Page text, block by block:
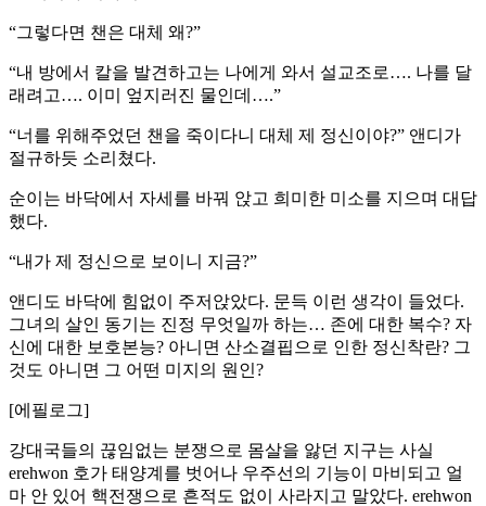
“그렇다면 챈은 대체 왜?”
“내 방에서 칼을 발견하고는 나에게 와서 설교조로…. 나를 달
래려고…. 이미 엎지러진 물인데….”
“너를 위해주었던 챈을 죽이다니 대체 제 정신이야?” 앤디가
절규하듯 소리쳤다.
순이는 바닥에서 자세를 바꿔 앉고 희미한 미소를 지으며 대답
했다.
“내가 제 정신으로 보이니 지금?”
앤디도 바닥에 힘없이 주저앉았다. 문득 이런 생각이 들었다.
그녀의 살인 동기는 진정 무엇일까 하는… 존에 대한 복수? 자
신에 대한 보호본능? 아니면 산소결핍으로 인한 정신착란? 그
것도 아니면 그 어떤 미지의 원인?
[에필로그]
강대국들의 끊임없는 분쟁으로 몸살을 앓던 지구는 사실
erehwon 호가 태양계를 벗어나 우주선의 기능이 마비되고 얼
마 안 있어 핵전쟁으로 흔적도 없이 사라지고 말았다. erehwon